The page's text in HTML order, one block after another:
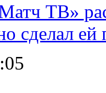
ТВ»
сделал ей